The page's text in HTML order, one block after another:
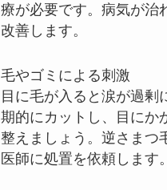
療が必要です。病気が治
改善します。
毛やゴミによる刺激
目に毛が入ると涙が過剰
期的にカットし、目にか
整えましょう。逆さまつ
医師に処置を依頼します。